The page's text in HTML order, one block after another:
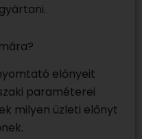
előnyeit
paraméterei
milyen üzleti előnyt